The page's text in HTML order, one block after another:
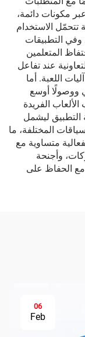
مكونات دائمة،
الاستخدام
التطبيقات
المتعلمين
عند تفاعل
اللعبة. أما
ووصولًا أوسع
الفريدة
التطبيق ليشمل
المختلفة، ما
متساوية مع
وأجنحة
مع الحفاظ على
06
Feb